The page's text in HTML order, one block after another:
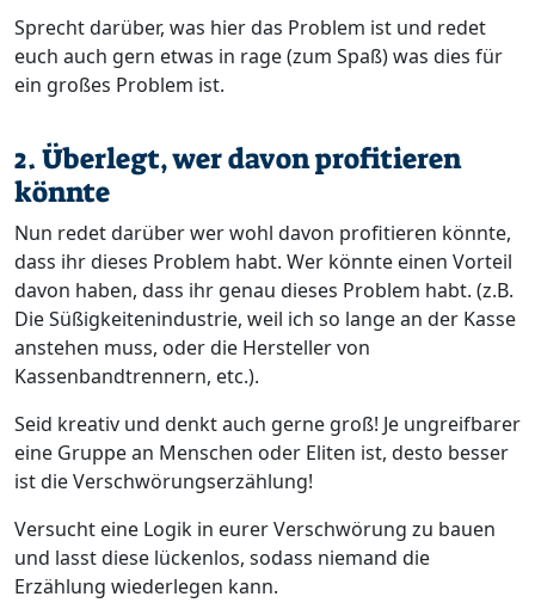
Sprecht darüber, was hier das Problem ist und redet
euch auch gern etwas in rage (zum Spaß) was dies für
ein großes Problem ist.
2. Überlegt, wer davon profitieren
könnte
Nun redet darüber wer wohl davon profitieren könnte,
dass ihr dieses Problem habt. Wer könnte einen Vorteil
davon haben, dass ihr genau dieses Problem habt. (z.B.
Die Süßigkeitenindustrie, weil ich so lange an der Kasse
anstehen muss, oder die Hersteller von
Kassenbandtrennern, etc.).
Seid kreativ und denkt auch gerne groß! Je ungreifbarer
eine Gruppe an Menschen oder Eliten ist, desto besser
ist die Verschwörungserzählung!
Versucht eine Logik in eurer Verschwörung zu bauen
und lasst diese lückenlos, sodass niemand die
Erzählung wiederlegen kann.